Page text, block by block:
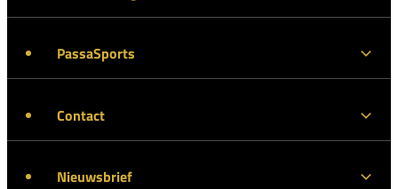
PassaSports
Contact
Nieuwsbrief